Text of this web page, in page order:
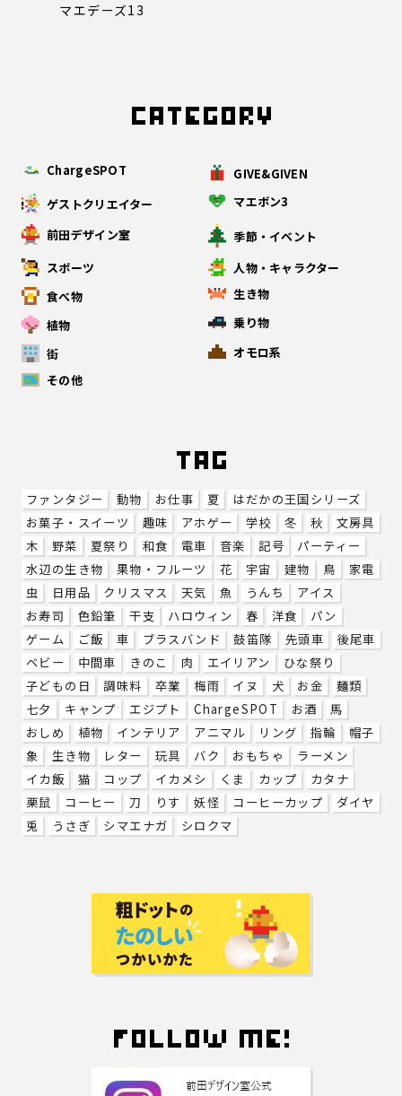
ChargeSPOT
GIVE&GIVEN
ゲストクリエイター
マエボン3
前田デザイン室
季節・イベント
スポーツ
人物・キャラクター
食べ物
生き物
植物
乗り物
街
オモロ系
その他
ファンタジー 動物 お仕事 夏
はだかの王国シリーズ
お菓子・スイーツ
趣味 アホゲー 学校 冬 秋
文房具
木
野菜 夏祭り 和食 電車 音楽 記号
パーティー
水辺の生き物
果物・フルーツ 花 宇宙 建物 鳥
家電
虫
日用品 クリスマス 天気 魚 うんち
アイス
お寿司
色鉛筆 干支 ハロウィン 春 洋食
パン
ゲーム
ご飯 車 ブラスバンド 鼓笛隊 先頭車
後尾車
ベビー
中間車 きのこ 肉 エイリアン
ひな祭り
子どもの日
調味料 卒業 梅雨 イヌ 犬 お金
麺類
七夕
キャンプ エジプト ChargeSPOT お酒
馬
おしめ
植物 インテリア アニマル リング 指輪
帽子
象
生き物 レター 玩具 バク おもちゃ
ラーメン
イカ飯
猫 コップ イカメシ くま カップ
カタナ
栗鼠
コーヒー 刀 りす 妖怪 コーヒーカップ
ダイヤ
兎
うさぎ シマエナガ シロクマ
マエデーズ13